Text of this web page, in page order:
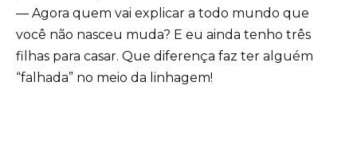
— Agora quem vai explicar a todo mundo que
você não nasceu muda? E eu ainda tenho três
filhas para casar. Que diferença faz ter alguém
“falhada” no meio da linhagem!